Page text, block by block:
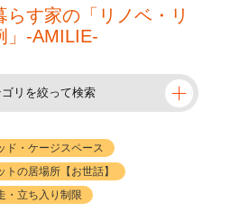
す家の「リノベ・リ
」-AMILIE-
ゴリを絞って検索
ド・ケージスペース
トの居場所【お世話】
・立ち入り制限